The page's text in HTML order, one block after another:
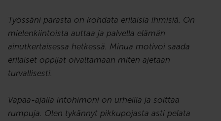
Työssäni parasta on kohdata erilaisia ihmisiä. On
mielenkiintoista auttaa ja palvella elämän
ainutkertaisessa hetkessä. Minua motivoi saada
erilaiset oppijat oivaltamaan miten ajetaan
turvallisesti.
Vapaa-ajalla intohimoni on urheilla ja soittaa
rumpuja. Olen tykännyt pikkupojasta asti pelata